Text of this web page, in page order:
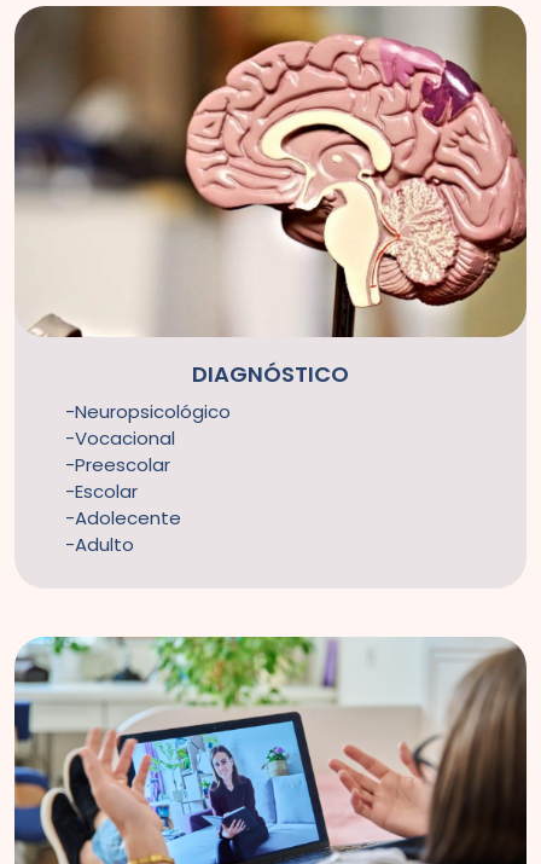
DIAGNÓSTICO
Neuropsicológico
Vocacional
Preescolar
Escolar
Adolecente
Adulto